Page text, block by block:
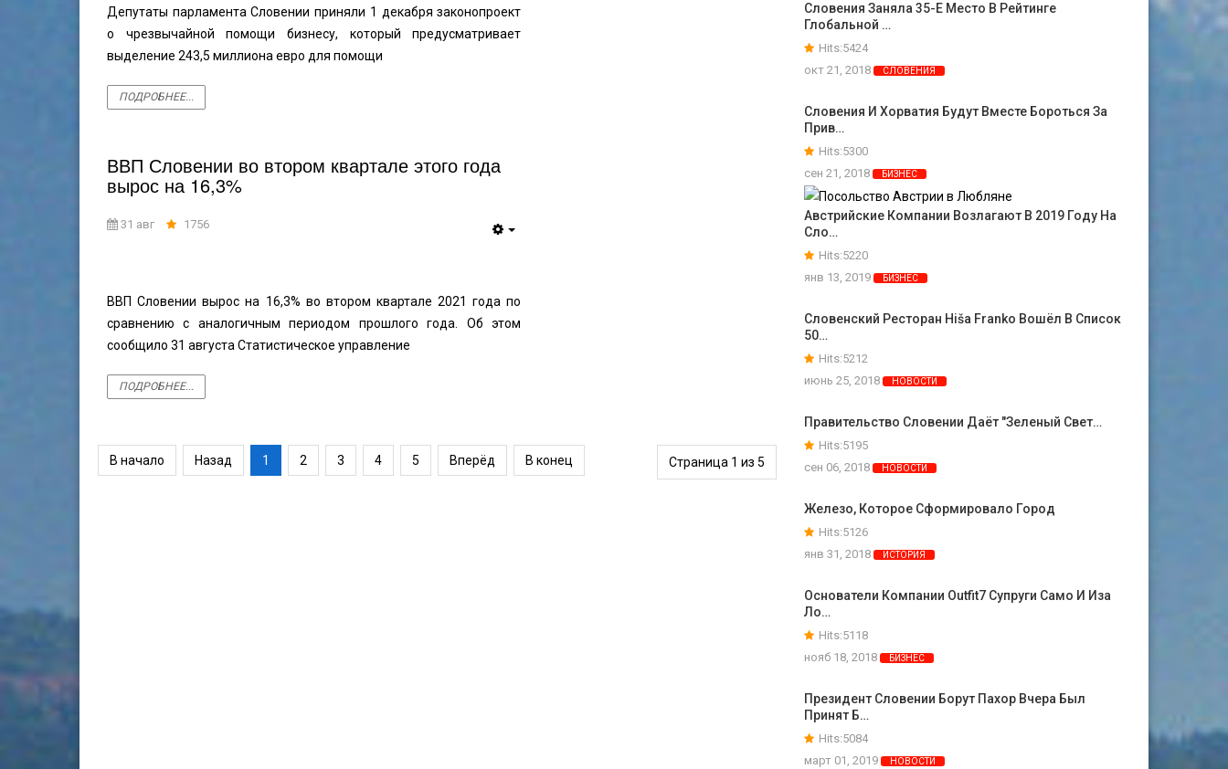
Депутаты парламента Словении приняли 1 декабря законопроект
о чрезвычайной помощи бизнесу, который предусматривает
выделение 243,5 миллиона евро для помощи
ПОДРОБНЕЕ...
ВВП Словении во втором квартале этого года
вырос на 16,3%
31 авг 1756
ВВП Словении вырос на 16,3% во втором квартале 2021 года по
сравнению с аналогичным периодом прошлого года. Об этом
сообщило 31 августа Статистическое управление
ПОДРОБНЕЕ...
Страница 1 из 5
В начало Назад 1 2 3 4 5 Вперёд В конец
Словения Заняла 35-Е Место В Рейтинге
Глобальной …
Hits:5424
окт 21, 2018
СЛОВЕНИЯ
Словения И Хорватия Будут Вместе Бороться За
Прив…
Hits:5300
сен 21, 2018
БИЗНЕС
Австрийские Компании Возлагают В 2019 Году На
Сло…
Hits:5220
янв 13, 2019
БИЗНЕС
Словенский Ресторан Hiša Franko Вошёл В Список
50…
Hits:5212
июнь 25, 2018
НОВОСТИ
Правительство Словении Даёт "зеленый Свет…
Hits:5195
сен 06, 2018
НОВОСТИ
Железо, Которое Сформировало Город
Hits:5126
янв 31, 2018
ИСТОРИЯ
Основатели Компании Outfit7 Супруги Само И Иза
Ло…
Hits:5118
нояб 18, 2018
БИЗНЕС
Президент Словении Борут Пахор Вчера Был
Принят Б…
Hits:5084
март 01, 2019
НОВОСТИ